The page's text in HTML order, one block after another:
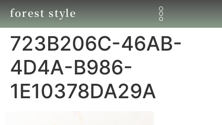
forest style
723B206C-46AB-
4D4A-B986-
1E10378DA29A